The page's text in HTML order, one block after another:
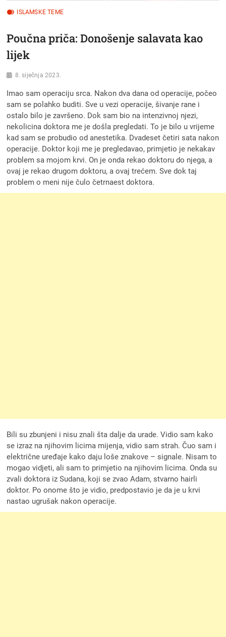
ISLAMSKE TEME
Poučna priča: Donošenje salavata kao
lijek
8. siječnja 2023.
Imao sam operaciju srca. Nakon dva dana od operacije, počeo
sam se polahko buditi. Sve u vezi operacije, šivanje rane i
ostalo bilo je završeno. Dok sam bio na intenzivnoj njezi,
nekolicina doktora me je došla pregledati. To je bilo u vrijeme
kad sam se probudio od anestetika. Dvadeset četiri sata nakon
operacije. Doktor koji me je pregledavao, primjetio je nekakav
problem sa mojom krvi. On je onda rekao doktoru do njega, a
ovaj je rekao drugom doktoru, a ovaj trećem. Sve dok taj
problem o meni nije čulo četrnaest doktora.
Bili su zbunjeni i nisu znali šta dalje da urade. Vidio sam kako
se izraz na njihovim licima mijenja, vidio sam strah. Čuo sam i
električne uređaje kako daju loše znakove – signale. Nisam to
mogao vidjeti, ali sam to primjetio na njihovim licima. Onda su
zvali doktora iz Sudana, koji se zvao Adam, stvarno hairli
doktor. Po onome što je vidio, predpostavio je da je u krvi
nastao ugrušak nakon operacije.